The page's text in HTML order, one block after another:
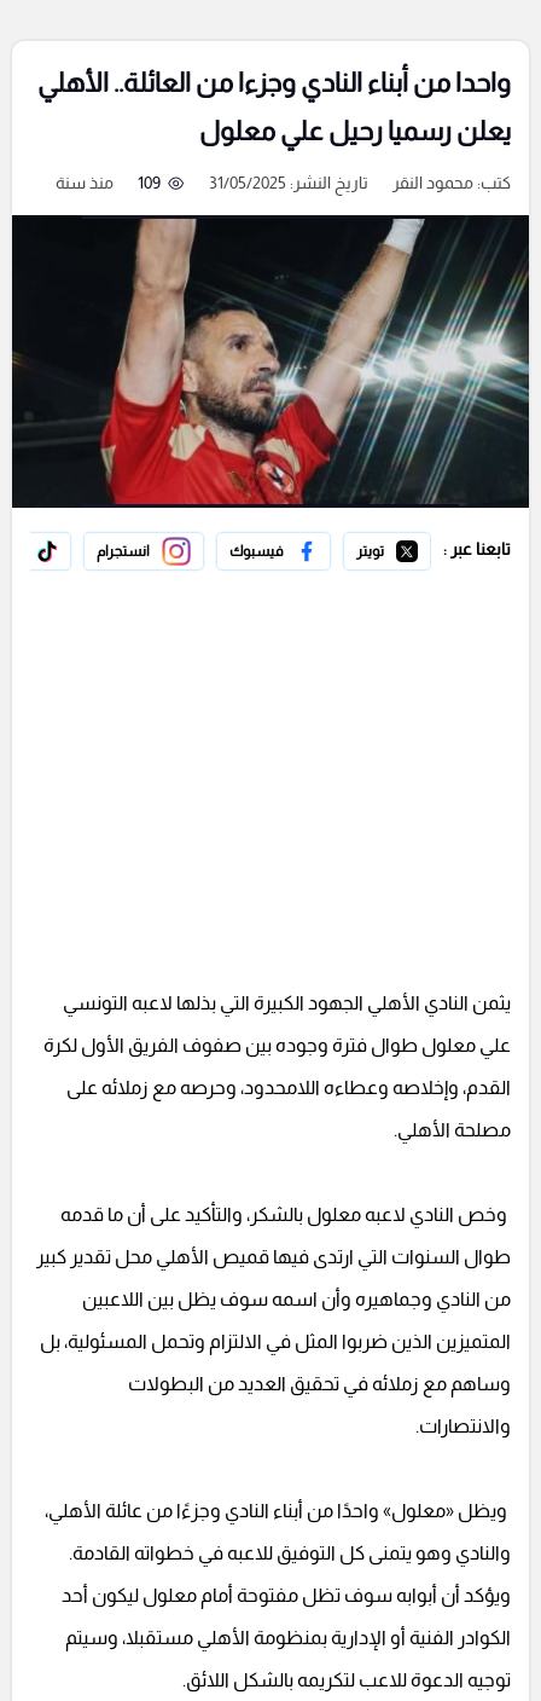
واحدا من أبناء النادي وجزءا من العائلة.. الأهلي
يعلن رسميا رحيل علي معلول
كتب:محمود النقر تاريخ النشر: 31/05/2025 109 منذ سنة
تابعنا عبر : تويتر فيسبوك انستجرام
يثمن النادي الأهلي الجهود الكبيرة التي بذلها لاعبه التونسي
علي معلول طوال فترة وجوده بين صفوف الفريق الأول لكرة
القدم، وإخلاصه وعطاءه اللامحدود، وحرصه مع زملائه على
مصلحة الأهلي.
وخص النادي لاعبه معلول بالشكر، والتأكيد على أن ما قدمه
طوال السنوات التي ارتدى فيها قميص الأهلي محل تقدير كبير
من النادي وجماهيره وأن اسمه سوف يظل بين اللاعبين
المتميزين الذين ضربوا المثل في الالتزام وتحمل المسئولية، بل
وساهم مع زملائه في تحقيق العديد من البطولات
والانتصارات.
ويظل «معلول» واحدًا من أبناء النادي وجزءًا من عائلة الأهلي،
والنادي وهو يتمنى كل التوفيق للاعبه في خطواته القادمة.
ويؤكد أن أبوابه سوف تظل مفتوحة أمام معلول ليكون أحد
الكوادر الفنية أو الإدارية بمنظومة الأهلي مستقبلا، وسيتم
توجيه الدعوة للاعب لتكريمه بالشكل اللائق.